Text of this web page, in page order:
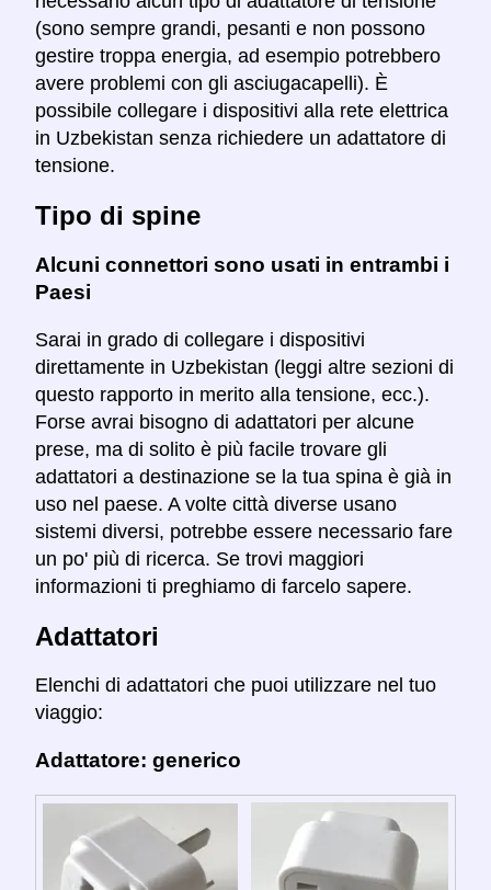
(sono sempre grandi, pesanti e non possono
gestire troppa energia, ad esempio potrebbero
avere problemi con gli asciugacapelli). È
possibile collegare i dispositivi alla rete elettrica
in Uzbekistan senza richiedere un adattatore di
tensione.
Tipo di spine
Alcuni connettori sono usati in entrambi i
Paesi
Sarai in grado di collegare i dispositivi
direttamente in Uzbekistan (leggi altre sezioni di
questo rapporto in merito alla tensione, ecc.).
Forse avrai bisogno di adattatori per alcune
prese, ma di solito è più facile trovare gli
adattatori a destinazione se la tua spina è già in
uso nel paese. A volte città diverse usano
sistemi diversi, potrebbe essere necessario fare
un po' più di ricerca. Se trovi maggiori
informazioni ti preghiamo di farcelo sapere.
Adattatori
Elenchi di adattatori che puoi utilizzare nel tuo
viaggio:
Adattatore: generico